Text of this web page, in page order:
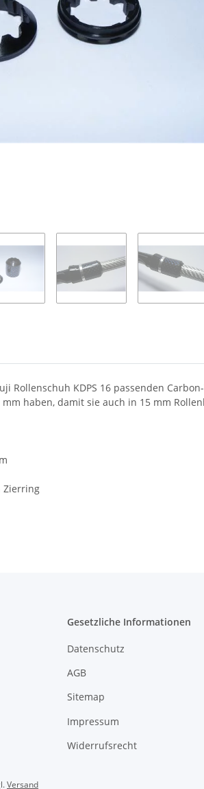
Rollenschuh KDPS 16 passenden
mm haben, damit sie auch in 15 mm
Zierring
Gesetzliche Informationen
Datenschutz
AGB
Sitemap
Impressum
Widerrufsrecht
Versand